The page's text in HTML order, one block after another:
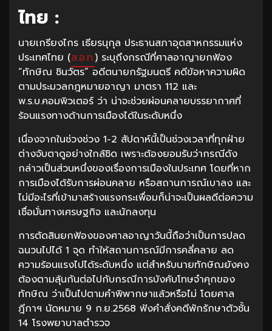
ไทย :
นายเกรียงไกร เธียรนุกุล ประธานสภาอุตสาหกรรมแห่ง
ประเทศไทย (ส.อ.ท.) ระบุถึงกรณีที่ศาลอาญายกฟ้อง
“ทักษิณ ชินวัตร” อดีตนายกรัฐมนตรี คดีข้อหาความผิด
ตามประมวลกฎหมายอาญา มาตรา 112 และ
พ.ร.บ.คอมพิวเตอร์ ว่า น่าจะช่วยผ่อนคลายบรรยากาศที่
ร้อนแรงทางด้านการเมืองได้ในระดับหนึ่ง
เนื่องจากในช่วงช่วง 1-2 สัปดาห์นี้เป็นช่วงเวลาที่ทุกฝ่าย
ต่างจับตาดูอย่างใกล้ชิด เพราะต้องยอมรับว่ากรณีดัง
กล่าวเป็นส่วนหนึ่งของเรื่องการเมืองในประเทศ โดยที่หาก
การเมืองได้รับการผ่อนคลาย หรือสถานการณ์เบาลง และ
ไม่มีอะไรที่เข้ามาสร้างแรงกระเพื่อมก็น่าจะเป็นผลดีต่อความ
เชื่อมั่นทางเศรษฐกิจ และนักลงทุน
การตัดสินยกฟ้องของศาลอาญาวันนี้ถือว่าเป็นการปลด
ฉนวนไปได้ 1 จุด ทำให้สถานการณ์มีการคลี่คลาย ลด
ความร้อนแรงไปได้ระดับหนึ่ง แต่สำหรับนายทักษิณยังคง
ต้องตามลุ้นกันต่อไปกับกรณีการบังคับโทษจำคุกของ
ทักษิณ ว่าเป็นไปตามคำพิพากษาแล้วหรือไม่ โดยศาล
ฎีกาฯ นัดหมาย 9 ก.ย.2568 ฟังคำสั่งคดีพักรักษาตัวชั้น
14 โรงพยาบาลตำรวจ